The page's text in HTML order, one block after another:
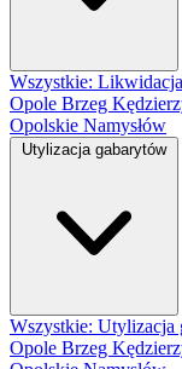
Wszystkie:
Opole Brzeg
Opolskie Namysłów
Utylizacja gabarytów
Wszystkie:
Opole Brzeg